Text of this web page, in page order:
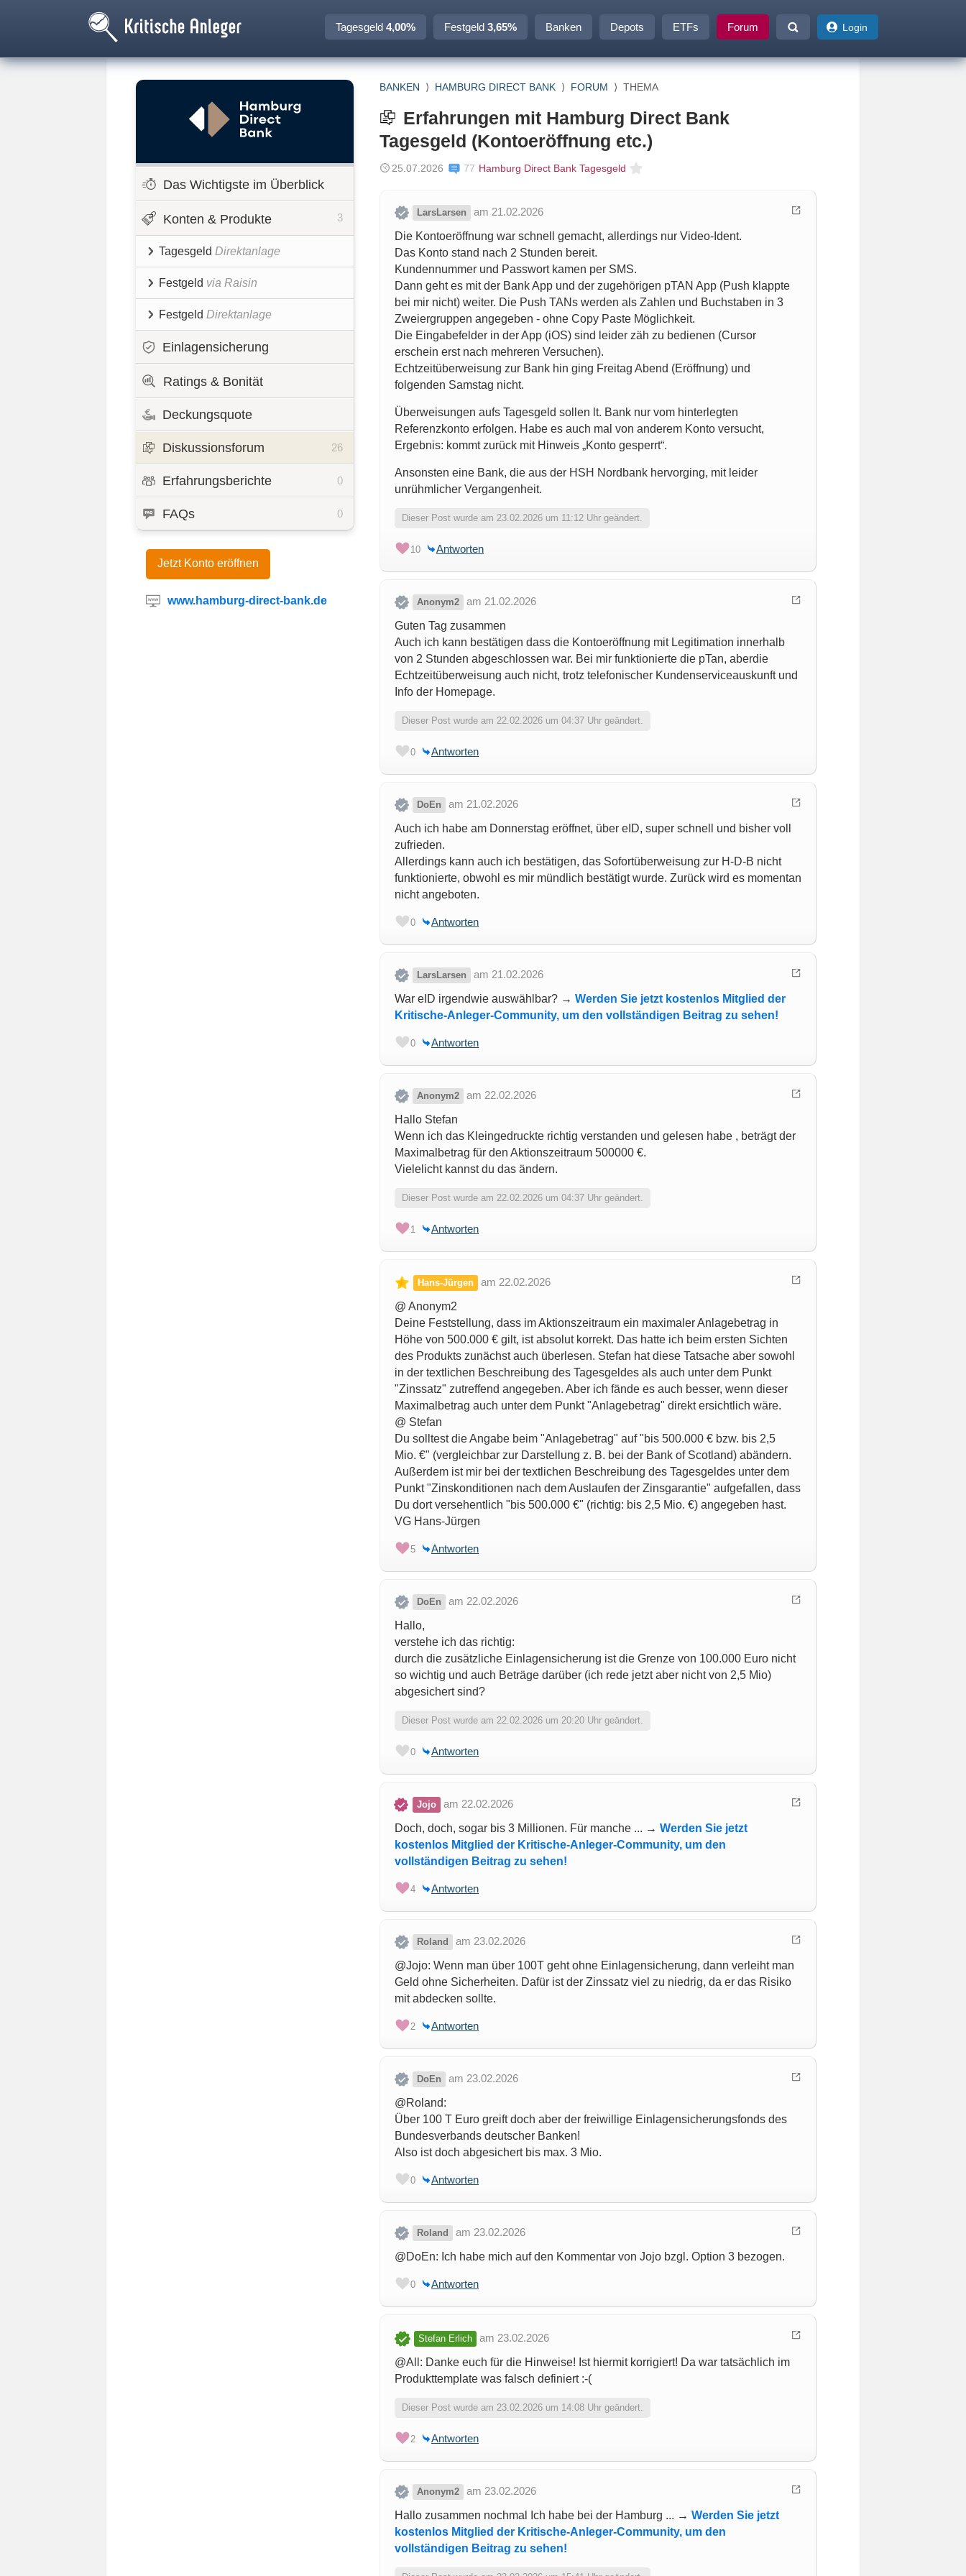
Tagesgeld 4,00% Festgeld 3,65% Banken Depots ETFs Forum Login
Das Wichtigste im Überblick
Konten & Produkte 3
Tagesgeld Direktanlage
Festgeld via Raisin
Festgeld Direktanlage
Einlagensicherung
Ratings & Bonität
Deckungsquote
Diskussionsforum 26
Erfahrungsberichte 0
FAQs 0
Jetzt Konto eröffnen
www.hamburg-direct-bank.de
BANKEN ⟩ HAMBURG DIRECT BANK ⟩ FORUM ⟩ THEMA
Erfahrungen mit Hamburg Direct Bank
Tagesgeld (Kontoeröffnung etc.)
25.07.2026 77 Hamburg Direct Bank Tagesgeld
LarsLarsen
am 21.02.2026
Die Kontoeröffnung war schnell gemacht, allerdings nur Video-Ident.
Das Konto stand nach 2 Stunden bereit.
Kundennummer und Passwort kamen per SMS.
Dann geht es mit der Bank App und der zugehörigen pTAN App (Push klappte
bei mir nicht) weiter. Die Push TANs werden als Zahlen und Buchstaben in 3
Zweiergruppen angegeben - ohne Copy Paste Möglichkeit.
Die Eingabefelder in der App (iOS) sind leider zäh zu bedienen (Cursor
erschein erst nach mehreren Versuchen).
Echtzeitüberweisung zur Bank hin ging Freitag Abend (Eröffnung) und
folgenden Samstag nicht.
Überweisungen aufs Tagesgeld sollen lt. Bank nur vom hinterlegten
Referenzkonto erfolgen. Habe es auch mal von anderem Konto versucht,
Ergebnis: kommt zurück mit Hinweis „Konto gesperrt“.
Ansonsten eine Bank, die aus der HSH Nordbank hervorging, mit leider
unrühmlicher Vergangenheit.
Dieser Post wurde am 23.02.2026 um 11:12 Uhr geändert.
10 Antworten
Anonym2
am 21.02.2026
Guten Tag zusammen
Auch ich kann bestätigen dass die Kontoeröffnung mit Legitimation innerhalb
von 2 Stunden abgeschlossen war. Bei mir funktionierte die pTan, aberdie
Echtzeitüberweisung auch nicht, trotz telefonischer Kundenserviceauskunft und
Info der Homepage.
Dieser Post wurde am 22.02.2026 um 04:37 Uhr geändert.
0 Antworten
DoEn
am 21.02.2026
Auch ich habe am Donnerstag eröffnet, über eID, super schnell und bisher voll
zufrieden.
Allerdings kann auch ich bestätigen, das Sofortüberweisung zur H-D-B nicht
funktionierte, obwohl es mir mündlich bestätigt wurde. Zurück wird es momentan
nicht angeboten.
0 Antworten
LarsLarsen
am 21.02.2026
War eID irgendwie auswählbar? → Werden Sie jetzt kostenlos Mitglied der
Kritische-Anleger-Community, um den vollständigen Beitrag zu sehen!
0 Antworten
Anonym2
am 22.02.2026
Hallo Stefan
Wenn ich das Kleingedruckte richtig verstanden und gelesen habe , beträgt der
Maximalbetrag für den Aktionszeitraum 500000 €.
Vielelicht kannst du das ändern.
Dieser Post wurde am 22.02.2026 um 04:37 Uhr geändert.
1 Antworten
Hans-Jürgen
am 22.02.2026
@ Anonym2
Deine Feststellung, dass im Aktionszeitraum ein maximaler Anlagebetrag in
Höhe von 500.000 € gilt, ist absolut korrekt. Das hatte ich beim ersten Sichten
des Produkts zunächst auch überlesen. Stefan hat diese Tatsache aber sowohl
in der textlichen Beschreibung des Tagesgeldes als auch unter dem Punkt
"Zinssatz" zutreffend angegeben. Aber ich fände es auch besser, wenn dieser
Maximalbetrag auch unter dem Punkt "Anlagebetrag" direkt ersichtlich wäre.
@ Stefan
Du solltest die Angabe beim "Anlagebetrag" auf "bis 500.000 € bzw. bis 2,5
Mio. €" (vergleichbar zur Darstellung z. B. bei der Bank of Scotland) abändern.
Außerdem ist mir bei der textlichen Beschreibung des Tagesgeldes unter dem
Punkt "Zinskonditionen nach dem Auslaufen der Zinsgarantie" aufgefallen, dass
Du dort versehentlich "bis 500.000 €" (richtig: bis 2,5 Mio. €) angegeben hast.
VG Hans-Jürgen
5 Antworten
DoEn
am 22.02.2026
Hallo,
verstehe ich das richtig:
durch die zusätzliche Einlagensicherung ist die Grenze von 100.000 Euro nicht
so wichtig und auch Beträge darüber (ich rede jetzt aber nicht von 2,5 Mio)
abgesichert sind?
Dieser Post wurde am 22.02.2026 um 20:20 Uhr geändert.
0 Antworten
Jojo
am 22.02.2026
Doch, doch, sogar bis 3 Millionen. Für manche ... → Werden Sie jetzt
kostenlos Mitglied der Kritische-Anleger-Community, um den
vollständigen Beitrag zu sehen!
4 Antworten
Roland
am 23.02.2026
@Jojo: Wenn man über 100T geht ohne Einlagensicherung, dann verleiht man
Geld ohne Sicherheiten. Dafür ist der Zinssatz viel zu niedrig, da er das Risiko
mit abdecken sollte.
2 Antworten
DoEn
am 23.02.2026
@Roland:
Über 100 T Euro greift doch aber der freiwillige Einlagensicherungsfonds des
Bundesverbands deutscher Banken!
Also ist doch abgesichert bis max. 3 Mio.
0 Antworten
Roland
am 23.02.2026
@DoEn: Ich habe mich auf den Kommentar von Jojo bzgl. Option 3 bezogen.
0 Antworten
Stefan Erlich
am 23.02.2026
@All: Danke euch für die Hinweise! Ist hiermit korrigiert! Da war tatsächlich im
Produkttemplate was falsch definiert :-(
Dieser Post wurde am 23.02.2026 um 14:08 Uhr geändert.
2 Antworten
Anonym2
am 23.02.2026
Hallo zusammen nochmal Ich habe bei der Hamburg ... → Werden Sie jetzt
kostenlos Mitglied der Kritische-Anleger-Community, um den
vollständigen Beitrag zu sehen!